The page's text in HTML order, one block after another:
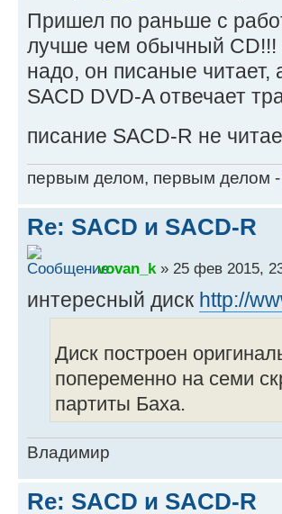
Пришел по раньше с
лучше чем обычный CD!!!
надо, он писаные читает,
SACD DVD-A отвечает
писание SACD-R не
первым делом, первым делом -
Re: SACD и SACD-R
vovan_k » 25 фев 2015,
интересный диск http://
Диск построен
попеременно на семи
партиты Баха.
Владимир
Re: SACD и SACD-R